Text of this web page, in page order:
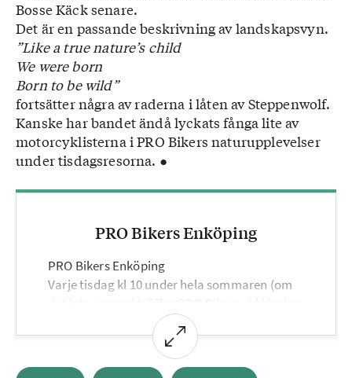
Bosse Käck senare.
Det är en passande beskrivning av landskapsvyn.
”Like a true nature’s child
We were born
Born to be wild”
fortsätter några av raderna i låten av Steppenwolf.
Kanske har bandet ändå lyckats fånga lite av
motorcyklisterna i PRO Bikers naturupplevelser
under tisdagsresorna. ●
PRO Bikers Enköping
PRO Bikers Enköping
Varje tisdag kl 10 under hela sommaren (om
det inte regnar) träffas PRO Bikers vid kiosken
Pärlan i Enköping. Därifrån går resan till ett
förutbestämt mål, med lunchstopp och fika.
PRO Bikers kör hela dagen, och några av